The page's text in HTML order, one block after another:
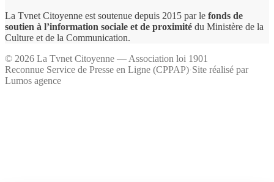
La Tvnet Citoyenne est soutenue depuis 2015 par le fonds de
soutien à l’information sociale et de proximité du Ministère de la
Culture et de la Communication.
© 2026 La Tvnet Citoyenne — Association loi 1901
Reconnue Service de Presse en Ligne (CPPAP)·Site réalisé par
Lumos agence